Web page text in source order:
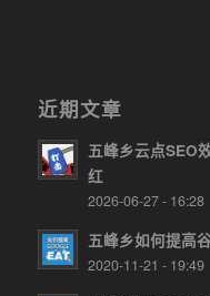
近期文章
五峰乡云点SEO
红
2026-06-27 - 16:28
五峰乡如何提高
2020-11-21 - 19:49